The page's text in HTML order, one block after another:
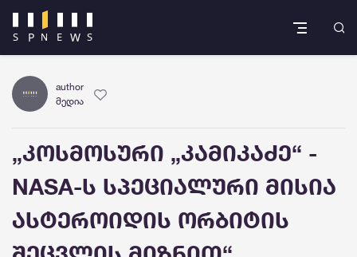
author
მედია
„კოსმოსური „კამიკაძე“ -
NASA-ს სპეციალური მისია
ასტეროიდის ორბიტის